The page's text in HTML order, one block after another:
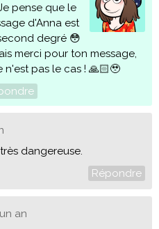
pense que le
d'Anna est
degré 😳
merci pour ton message,
n'est pas le cas ! 🙏🏻🥹
dangereuse.
Répondre
an